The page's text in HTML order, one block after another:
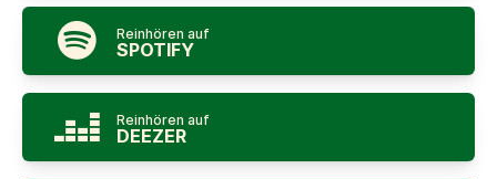
Reinhören auf
SPOTIFY
Reinhören auf
DEEZER